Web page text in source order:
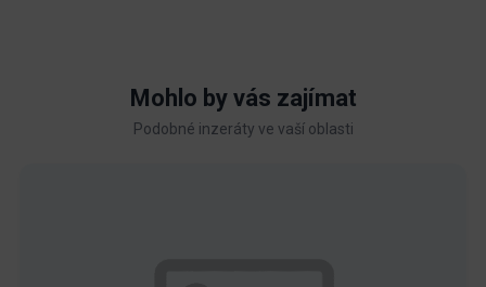
Mohlo by vás zajímat
Podobné inzeráty ve vaší oblasti